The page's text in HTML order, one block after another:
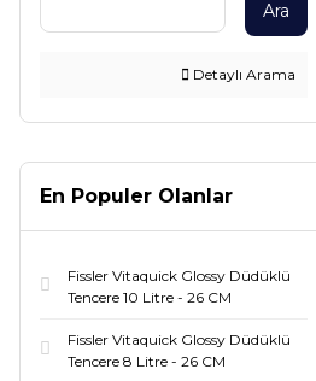
Ara
Detaylı Arama
En Populer Olanlar
Fissler Vitaquick Glossy Düdüklü
Tencere 10 Litre - 26 CM
Fissler Vitaquick Glossy Düdüklü
Tencere 8 Litre - 26 CM